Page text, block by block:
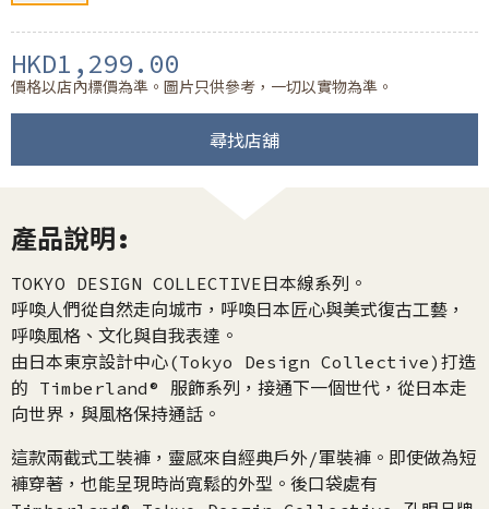
HKD1,299.00
價格以店內標價為準。圖片只供參考，一切以實物為準。
尋找店舖
產品說明:
TOKYO DESIGN COLLECTIVE日本線系列。
呼喚人們從自然走向城市，呼喚日本匠心與美式復古工藝，
呼喚風格、文化與自我表達。
由日本東京設計中心(Tokyo Design Collective)打造
的 Timberland® 服飾系列，接通下一個世代，從日本走
向世界，與風格保持通話。
這款兩截式工裝褲，靈感來自經典戶外/軍裝褲。即使做為短
褲穿著，也能呈現時尚寬鬆的外型。後口袋處有